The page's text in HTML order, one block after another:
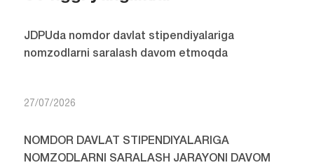
JDPUda nomdor davlat stipendiyalariga
nomzodlarni saralash davom etmoqda
27/07/2026
NOMDOR DAVLAT STIPENDIYALARIGA
NOMZODLARNI SARALASH JARAYONI DAVOM